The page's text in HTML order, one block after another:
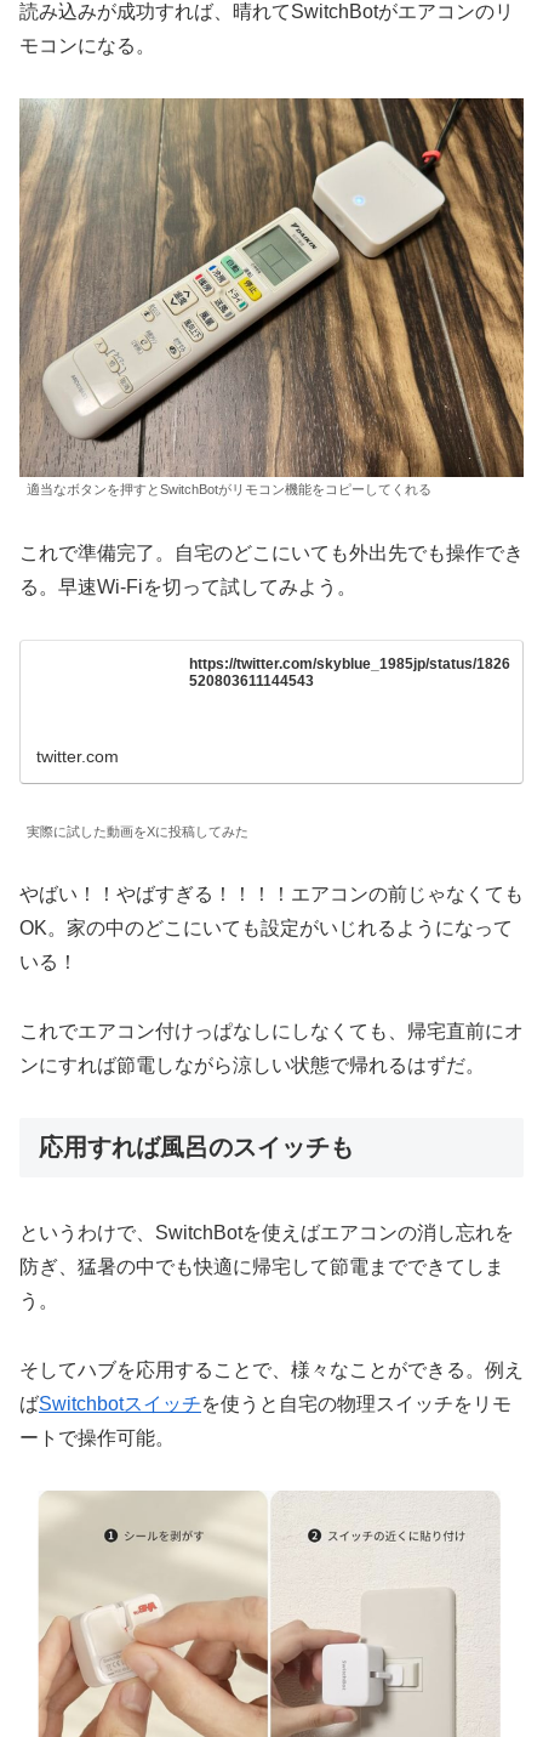
読み込みが成功すれば、晴れてSwitchBotがエアコンのリ
モコンになる。
適当なボタンを押すとSwitchBotがリモコン機能をコピーしてくれる
これで準備完了。自宅のどこにいても外出先でも操作でき
る。早速Wi-Fiを切って試してみよう。
https://twitter.com/skyblue_1985jp/status/1826
520803611144543
twitter.com
実際に試した動画をXに投稿してみた
やばい！！やばすぎる！！！！エアコンの前じゃなくても
OK。家の中のどこにいても設定がいじれるようになって
いる！
これでエアコン付けっぱなしにしなくても、帰宅直前にオ
ンにすれば節電しながら涼しい状態で帰れるはずだ。
応用すれば風呂のスイッチも
というわけで、SwitchBotを使えばエアコンの消し忘れを
防ぎ、猛暑の中でも快適に帰宅して節電までできてしま
う。
そしてハブを応用することで、様々なことができる。例え
ばSwitchbotスイッチを使うと自宅の物理スイッチをリモ
ートで操作可能。